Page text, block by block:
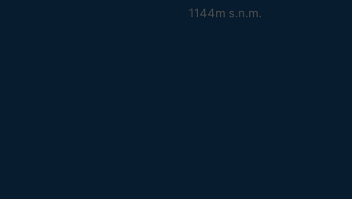
1144m s.n.m.